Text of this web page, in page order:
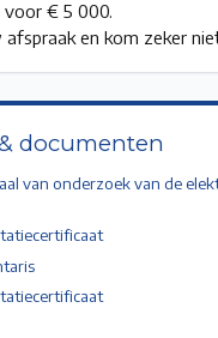
€ 5 000.
afspraak en kom zeker
documenten
van onderzoek van de